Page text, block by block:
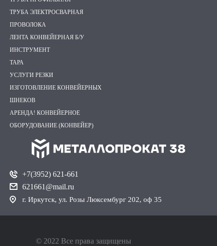
ТРУБА ЭЛЕКТРОСВАРНАЯ
ПРОВОЛОКА
ЛЕНТА КОНВЕЙЕРНАЯ Б/У
ИНСТРУМЕНТ
ТАРА
УСЛУГИ РЕЗКИ
ИЗГОТОВЛЕНИЕ КОНВЕЙЕРНЫХ
ШНЕКОВ
АРЕНДА! КОНВЕЙЕРНОЕ
ОБОРУДОВАНИЕ (КОНВЕЙЕР)
+7(3952) 621-661
621661@mail.ru
г. Иркутск, ул. Розы Люксембург 202, оф 35
© 2022 Все права защищены